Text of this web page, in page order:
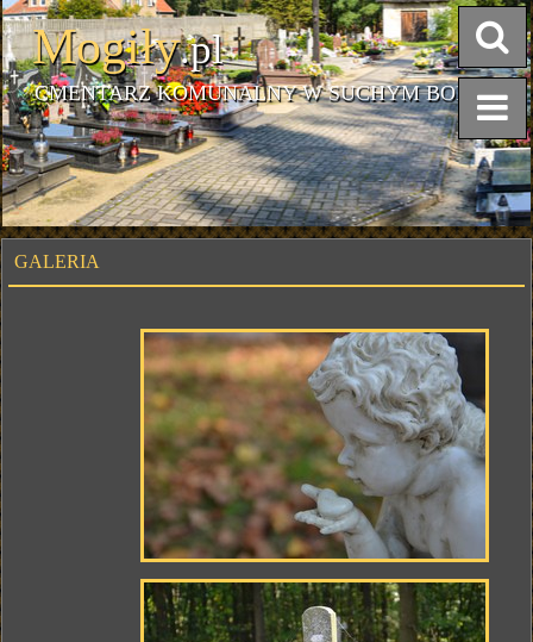
Mogiły.pl
CMENTARZ KOMUNALNY W SUCHYM BORZE
GALERIA